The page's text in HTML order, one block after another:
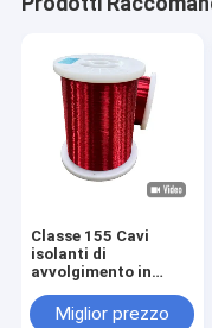
Classe 155 Cavi
isolanti di
avvolgimento in
apparecchiature
Miglior prezzo